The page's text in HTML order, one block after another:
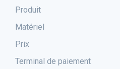
Produit
Matériel
Prix
Terminal de paiement